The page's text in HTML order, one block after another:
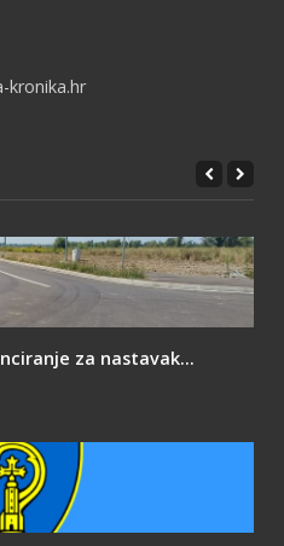
kronika.hr
za nastavak...